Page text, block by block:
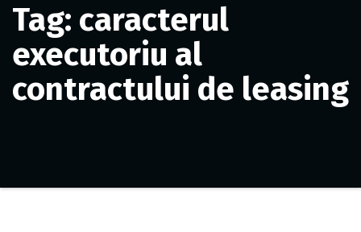
Tag: caracterul
executoriu al
contractului de leasing